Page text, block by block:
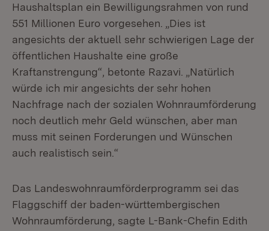
Haushaltsplan ein Bewilligungsrahmen von rund
551 Millionen Euro vorgesehen. „Dies ist
angesichts der aktuell sehr schwierigen Lage der
öffentlichen Haushalte eine große
Kraftanstrengung“, betonte Razavi. „Natürlich
würde ich mir angesichts der sehr hohen
Nachfrage nach der sozialen Wohnraumförderung
noch deutlich mehr Geld wünschen, aber man
muss mit seinen Forderungen und Wünschen
auch realistisch sein.“
Das Landeswohnraumförderprogramm sei das
Flaggschiff der baden-württembergischen
Wohnraumförderung, sagte L-Bank-Chefin Edith